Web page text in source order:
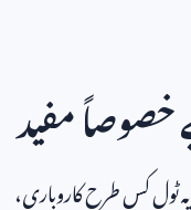
خصوصاً مفید
ٹول کس طرح کاروباری،